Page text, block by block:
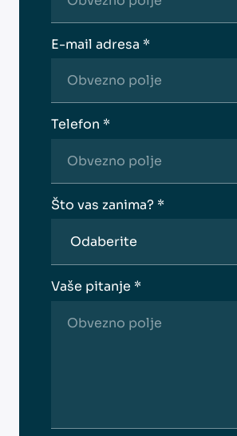
E-mail adresa *
Telefon *
Što vas zanima? *
Vaše pitanje *